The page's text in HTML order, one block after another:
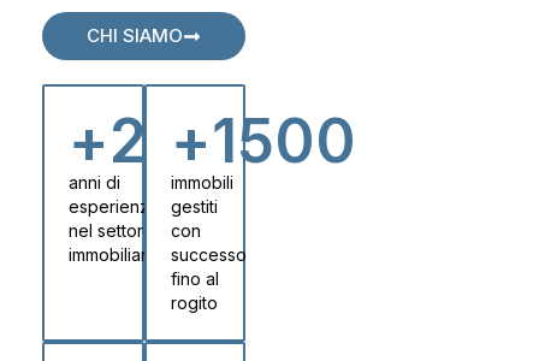
CHI SIAMO
anni di
esperienza
nel settore
immobiliare
+25
immobili
gestiti
con
successo
fino al
rogito
+1500